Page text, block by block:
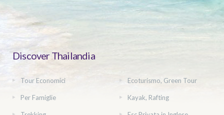
Discover Thailandia
Tour Economici Ecoturismo, Green Tour
Per Famiglie Kayak, Rafting